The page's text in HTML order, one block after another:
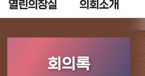
열린의장실 의회소개
회의록